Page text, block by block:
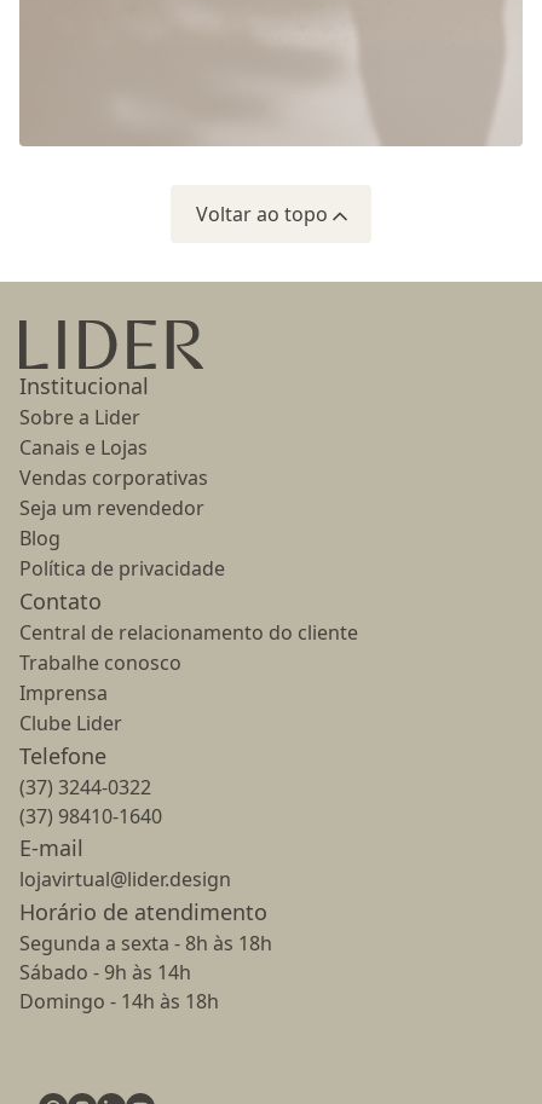
Voltar ao topo
Ir para a página inicial
Institucional
Sobre a Lider
Canais e Lojas
Vendas corporativas
Seja um revendedor
Blog
Política de privacidade
Contato
Central de relacionamento do cliente
Trabalhe conosco
Imprensa
Clube Lider
Telefone
(37) 3244-0322
(37) 98410-1640
E-mail
lojavirtual@lider.design
Horário de atendimento
Segunda a sexta - 8h às 18h
Sábado - 9h às 14h
Domingo - 14h às 18h